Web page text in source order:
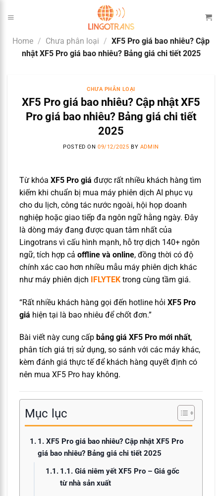
Home / Chưa phân loại / XF5 Pro giá bao nhiêu? Cập
nhật XF5 Pro giá bao nhiêu? Bảng giá chi tiết 2025
CHƯA PHÂN LOẠI
XF5 Pro giá bao nhiêu? Cập nhật XF5
Pro giá bao nhiêu? Bảng giá chi tiết
2025
POSTED ON 09/12/2025 BY ADMIN
Từ khóa XF5 Pro giá được rất nhiều khách hàng tìm
kiếm khi chuẩn bị mua máy phiên dịch AI phục vụ
cho du lịch, công tác nước ngoài, hội họp doanh
nghiệp hoặc giao tiếp đa ngôn ngữ hằng ngày. Đây
là dòng máy đang được quan tâm nhất của
Lingotrans vì cấu hình mạnh, hỗ trợ dịch 140+ ngôn
ngữ, tích hợp cả offline và online, đồng thời có độ
chính xác cao hơn nhiều mẫu máy phiên dịch khác
như máy phiên dịch IFLYTEK trong cùng tầm giá.
“Rất nhiều khách hàng gọi đến hotline hỏi XF5 Pro
giá hiện tại là bao nhiêu để chốt đơn.”
Bài viết này cung cấp bảng giá XF5 Pro mới nhất,
phân tích giá trị sử dụng, so sánh với các máy khác,
kèm đánh giá thực tế để khách hàng quyết định có
nên mua XF5 Pro hay không.
Mục lục
1. XF5 Pro giá bao nhiêu? Cập nhật XF5 Pro
giá bao nhiêu? Bảng giá chi tiết 2025
1.1. Giá niêm yết XF5 Pro – Giá gốc
từ nhà sản xuất